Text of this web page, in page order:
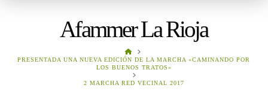
Afammer La Rioja
HOME
PRESENTADA UNA NUEVA EDICIÓN DE LA MARCHA «CAMINANDO POR
LOS BUENOS TRATOS»
2 MARCHA RED VECINAL 2017